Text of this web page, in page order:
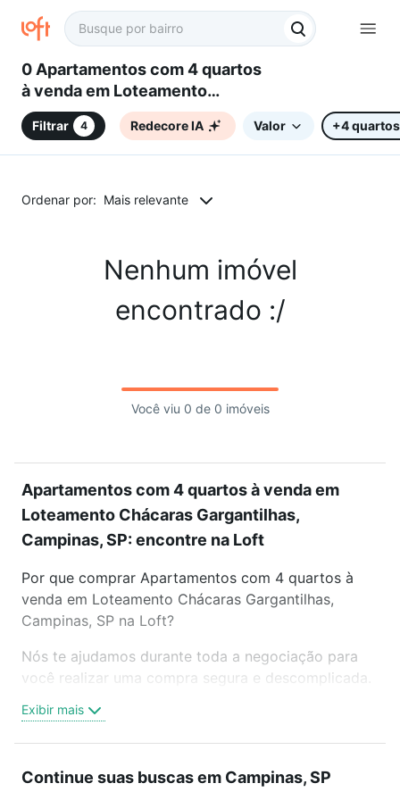
0 Apartamentos com 4 quartos
à venda em Loteamento
Chácaras Gargantilhas,
Campinas, SP
Filtrar 4 Redecore IA Valor +4 quartos
Ordenar por: Mais relevante
Nenhum imóvel
encontrado :/
Você viu 0 de 0 imóveis
Apartamentos com 4 quartos à venda em
Loteamento Chácaras Gargantilhas,
Campinas, SP: encontre na Loft
Por que comprar Apartamentos com 4 quartos à
venda em Loteamento Chácaras Gargantilhas,
Campinas, SP na Loft?
Nós te ajudamos durante toda a negociação para
você realizar uma compra segura e descomplicada.
trabalho e do metrô, aqui você vai encontrar a
oferta ideal de Apartamentos com 4 quartos à
Campinas, SP para conquistar seu sonho. Agende
Exibir mais
Continue suas buscas em Campinas, SP